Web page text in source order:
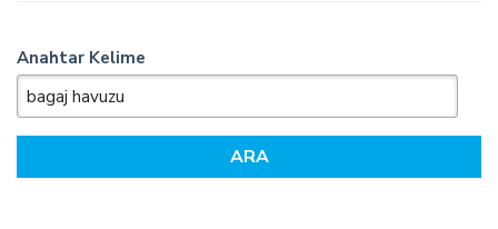
Anahtar Kelime